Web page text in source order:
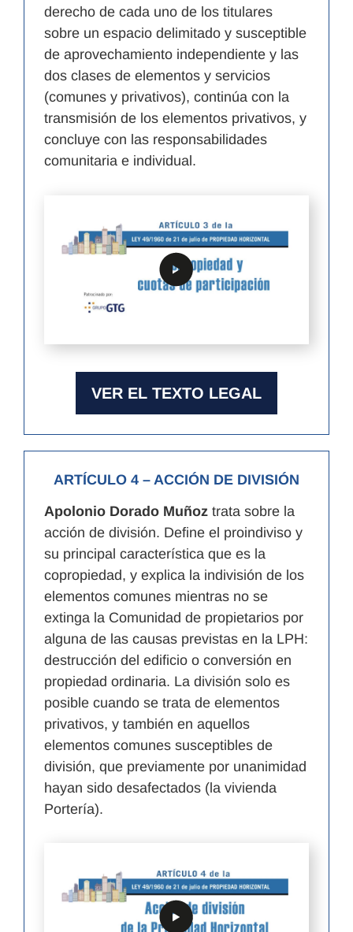
derecho de cada uno de los titulares
sobre un espacio delimitado y susceptible
de aprovechamiento independiente y las
dos clases de elementos y servicios
(comunes y privativos), continúa con la
transmisión de los elementos privativos, y
concluye con las responsabilidades
comunitaria e individual.
VER EL TEXTO LEGAL
ARTÍCULO 4 – ACCIÓN DE DIVISIÓN
Apolonio Dorado Muñoz trata sobre la
acción de división. Define el proindiviso y
su principal característica que es la
copropiedad, y explica la indivisión de los
elementos comunes mientras no se
extinga la Comunidad de propietarios por
alguna de las causas previstas en la LPH:
destrucción del edificio o conversión en
propiedad ordinaria. La división solo es
posible cuando se trata de elementos
privativos, y también en aquellos
elementos comunes susceptibles de
división, que previamente por unanimidad
hayan sido desafectados (la vivienda
Portería).